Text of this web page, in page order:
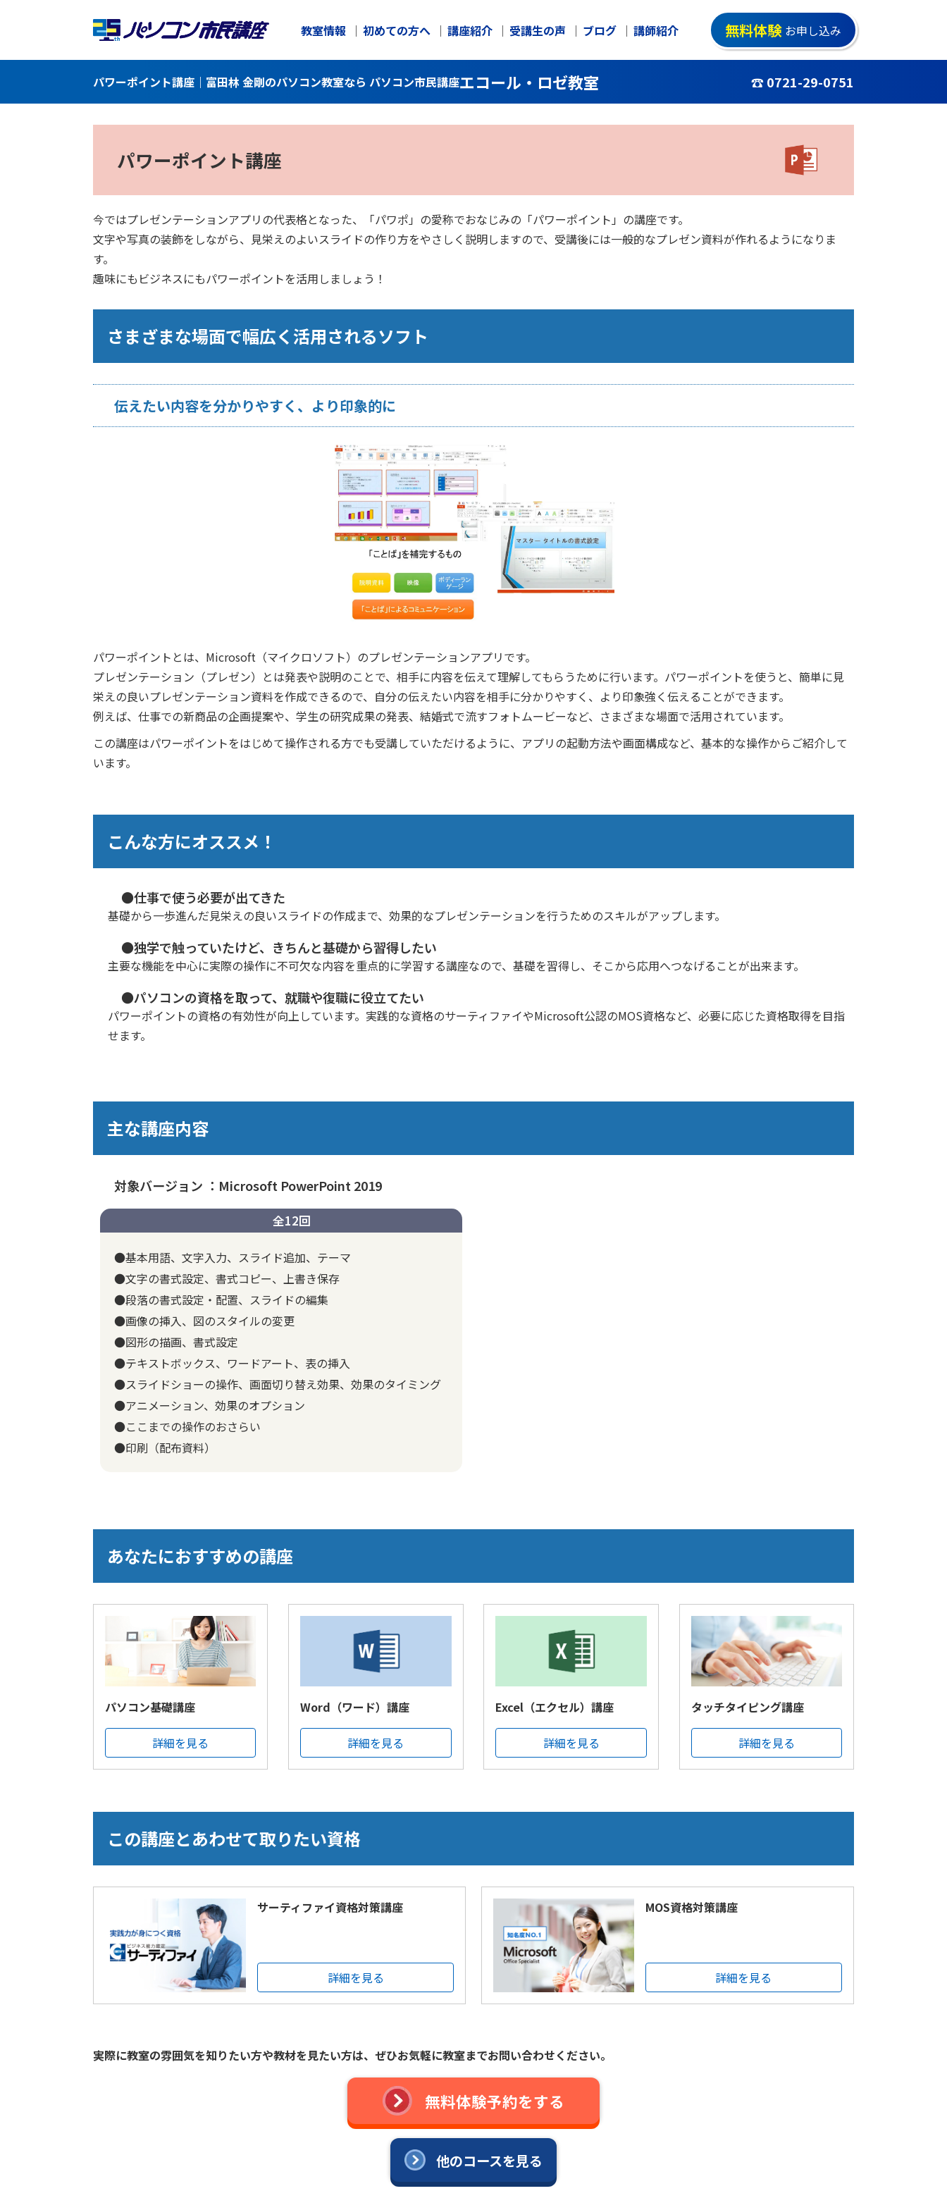
教室情報 初めての方へ 講座紹介 受講生の声 ブログ 講師紹介 無料体験 お申し込み
パワーポイント講座｜富田林 金剛のパソコン教室なら パソコン市民講座エコール・ロゼ教室 ☎ 0721-29-0751
パワーポイント講座
今ではプレゼンテーションアプリの代表格となった、「パワポ」の愛称でおなじみの「パワーポイント」の講座です。
文字や写真の装飾をしながら、見栄えのよいスライドの作り方をやさしく説明しますので、受講後には一般的なプレゼン資料が作れるようになりま
す。
趣味にもビジネスにもパワーポイントを活用しましょう！
さまざまな場面で幅広く活用されるソフト
伝えたい内容を分かりやすく、より印象的に
パワーポイントとは、Microsoft（マイクロソフト）のプレゼンテーションアプリです。
プレゼンテーション（プレゼン）とは発表や説明のことで、相手に内容を伝えて理解してもらうために行います。パワーポイントを使うと、簡単に見
栄えの良いプレゼンテーション資料を作成できるので、自分の伝えたい内容を相手に分かりやすく、より印象強く伝えることができます。
例えば、仕事での新商品の企画提案や、学生の研究成果の発表、結婚式で流すフォトムービーなど、さまざまな場面で活用されています。
この講座はパワーポイントをはじめて操作される方でも受講していただけるように、アプリの起動方法や画面構成など、基本的な操作からご紹介して
います。
こんな方にオススメ！
●仕事で使う必要が出てきた
基礎から一歩進んだ見栄えの良いスライドの作成まで、効果的なプレゼンテーションを行うためのスキルがアップします。
●独学で触っていたけど、きちんと基礎から習得したい
主要な機能を中心に実際の操作に不可欠な内容を重点的に学習する講座なので、基礎を習得し、そこから応用へつなげることが出来ます。
●パソコンの資格を取って、就職や復職に役立てたい
パワーポイントの資格の有効性が向上しています。実践的な資格のサーティファイやMicrosoft公認のMOS資格など、必要に応じた資格取得を目指
せます。
主な講座内容
対象バージョン ：Microsoft PowerPoint 2019
全12回
●基本用語、文字入力、スライド追加、テーマ
●文字の書式設定、書式コピー、上書き保存
●段落の書式設定・配置、スライドの編集
●画像の挿入、図のスタイルの変更
●図形の描画、書式設定
●テキストボックス、ワードアート、表の挿入
●スライドショーの操作、画面切り替え効果、効果のタイミング
●アニメーション、効果のオプション
●ここまでの操作のおさらい
●印刷（配布資料）
あなたにおすすめの講座
パソコン基礎講座
詳細を見る
Word（ワード）講座
詳細を見る
Excel（エクセル）講座
詳細を見る
タッチタイピング講座
詳細を見る
この講座とあわせて取りたい資格
サーティファイ資格対策講座
詳細を見る
MOS資格対策講座
詳細を見る
実際に教室の雰囲気を知りたい方や教材を見たい方は、ぜひお気軽に教室までお問い合わせください。
無料体験予約をする
他のコースを見る